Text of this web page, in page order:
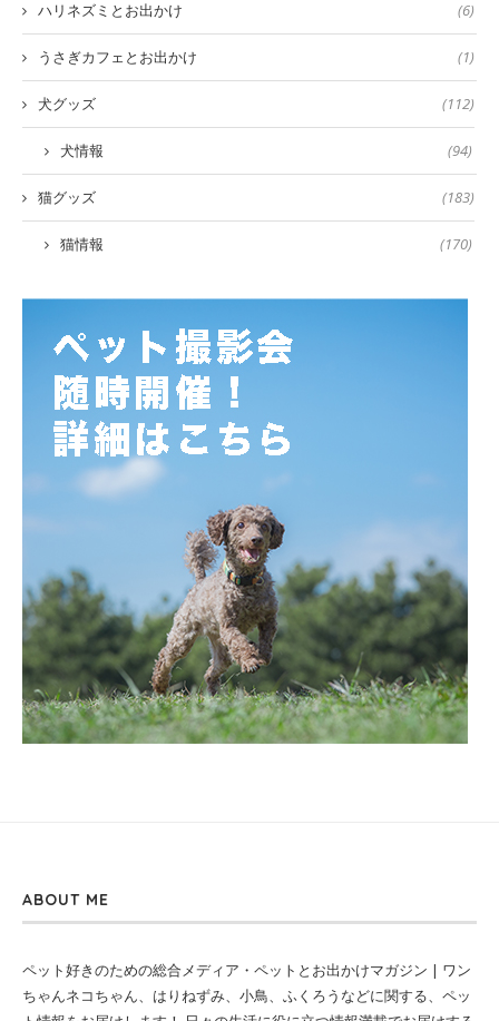
ハリネズミとお出かけ (6)
うさぎカフェとお出かけ (1)
犬グッズ (112)
犬情報 (94)
猫グッズ (183)
猫情報 (170)
ABOUT ME
ペット好きのための総合メディア・ペットとお出かけマガジン | ワン
ちゃんネコちゃん、はりねずみ、小鳥、ふくろうなどに関する、ペッ